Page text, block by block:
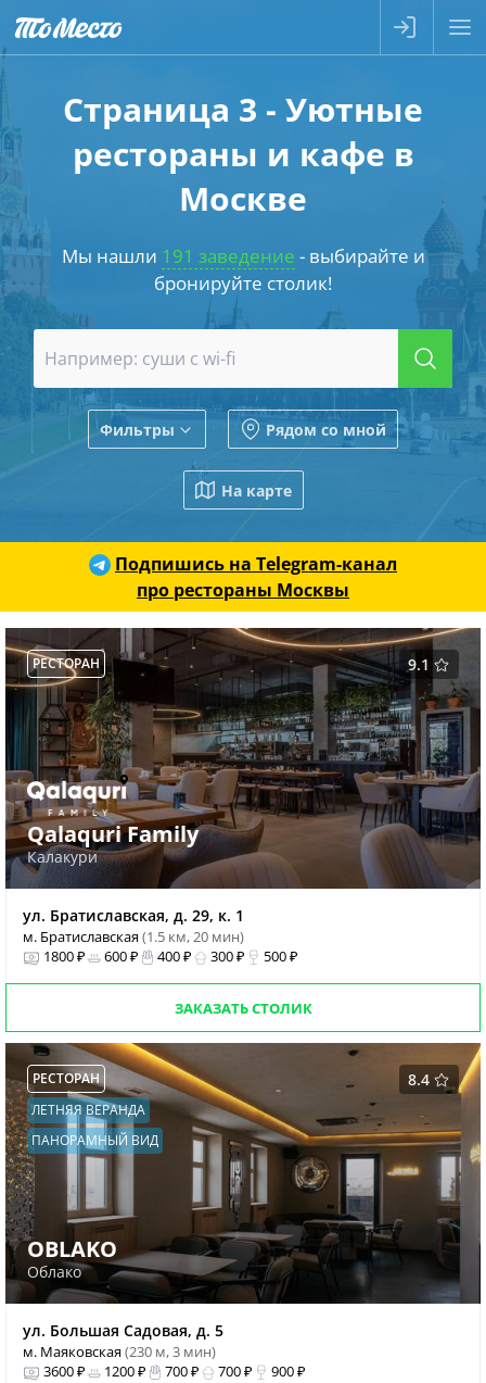
Страница 3 - Уютные
рестораны и кафе в
Москве
Мы нашли 191 заведение - выбирайте и
бронируйте столик!
Фильтры Рядом со мной
На карте
Подпишись на Telegram-канал
про рестораны Москвы
9.1
РЕСТОРАН
Qalaquri Family
Калакури
ул. Братиславская, д. 29, к. 1
м. Братиславская(1.5 км, 20 мин)
1800 ₽
600 ₽ 400 ₽ 300 ₽ 500 ₽
ЗАКАЗАТЬ СТОЛИК
8.4
РЕСТОРАН
ЛЕТНЯЯ ВЕРАНДА
ПАНОРАМНЫЙ ВИД
OBLAKO
Облако
ул. Большая Садовая, д. 5
м. Маяковская(230 м, 3 мин)
3600 ₽
1200 ₽ 700 ₽ 700 ₽ 900 ₽